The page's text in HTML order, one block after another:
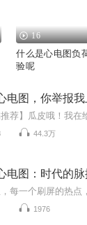
16
什么是心电图负
验呢
电图，你举报我
44.3万
电图：时代的
1976